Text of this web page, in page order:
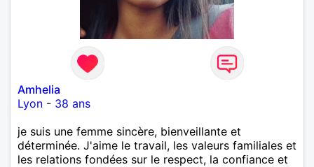
Amhelia
Lyon - 38 ans
je suis une femme sincère, bienveillante et
déterminée. J'aime le travail, les valeurs familiales et
les relations fondées sur le respect, la confiance et